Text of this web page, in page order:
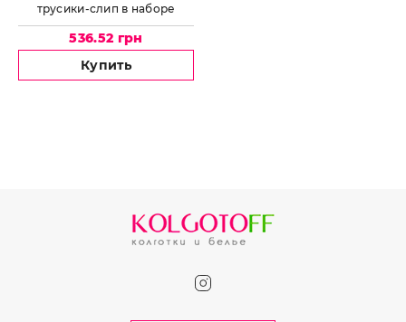
трусики-слип в наборе
JADEA by Intimo Artu
Rebecca
536.52 грн
Купить